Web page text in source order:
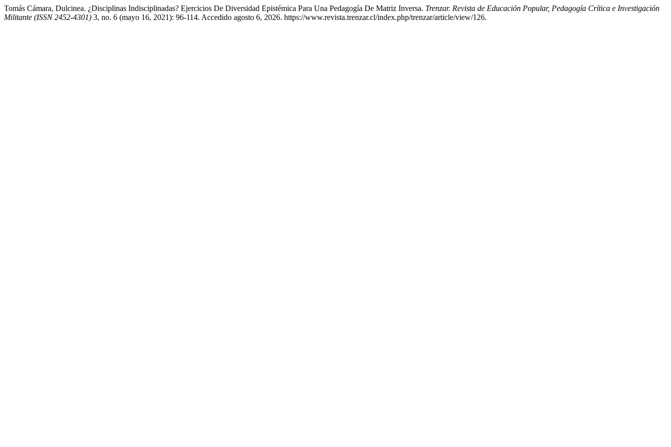
Tomás Cámara, Dulcinea. ¿Disciplinas Indisciplinadas? Ejercicios De Diversidad Epistémica Para Una Pedagogía De Matriz Inversa. Trenzar. Revista de Educación Popular, Pedagogía Crítica e Investigación
Militante (ISSN 2452-4301) 3, no. 6 (mayo 16, 2021): 96-114. Accedido agosto 6, 2026. https://www.revista.trenzar.cl/index.php/trenzar/article/view/126.